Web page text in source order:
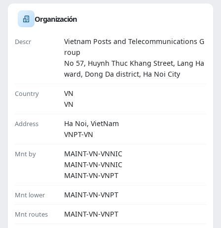
Organización
Descr
Vietnam Posts and Telecommunications G
roup
No 57, Huynh Thuc Khang Street, Lang Ha
ward, Dong Da district, Ha Noi City
Country
VN
VN
Address
Ha Noi, VietNam
VNPT-VN
Mnt by
MAINT-VN-VNNIC
MAINT-VN-VNNIC
MAINT-VN-VNPT
Mnt lower MAINT-VN-VNPT
Mnt routes MAINT-VN-VNPT